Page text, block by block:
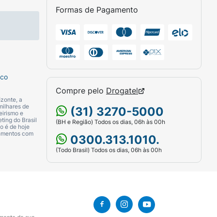
a
de
e
do Brasil
é de hoje
com
Formas de Pagamento
Compre pelo Drogatel
(31) 3270-5000
(BH e Região) Todos os dias, 06h às 00h
0300.313.1010.
(Todo Brasil) Todos os dias, 06h às 00h